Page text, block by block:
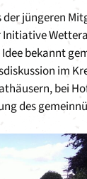
jüngeren
Initiative
bekannt
im
bei
des